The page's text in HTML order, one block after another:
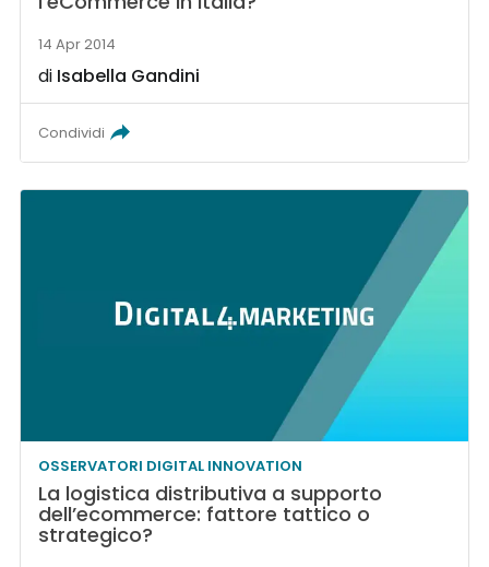
14 Apr 2014
di Isabella Gandini
Condividi
OSSERVATORI DIGITAL INNOVATION
La logistica distributiva a supporto
dell’ecommerce: fattore tattico o
strategico?